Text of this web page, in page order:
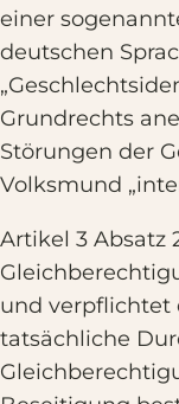
einer
deutschen
Grundrechts
Störungen der
Volksmund
Artikel 3 Absatz
und verpflichtet
tatsächliche